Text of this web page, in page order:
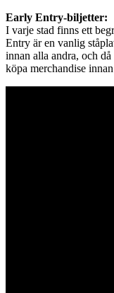
Early Entry-biljetter:
I varje stad finns ett
Entry är en vanlig
innan alla andra, och
köpa merchandise